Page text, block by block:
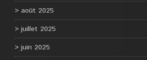
août 2025
juillet 2025
juin 2025